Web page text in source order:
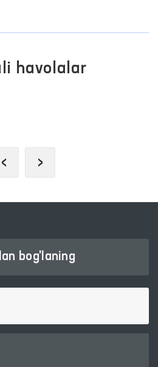
havolalar
‹ ›
bog'laning